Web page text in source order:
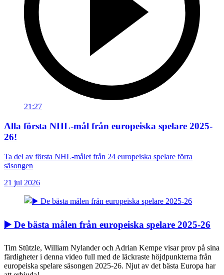
21:27
Alla första NHL-mål från europeiska spelare 2025-
26!
Ta del av första NHL-målet från 24 europeiska spelare förra
säsongen
21 jul 2026
▶️ De bästa målen från europeiska spelare 2025-26
Tim Stützle, William Nylander och Adrian Kempe visar prov på sina
färdigheter i denna video full med de läckraste höjdpunkterna från
europeiska spelare säsongen 2025-26. Njut av det bästa Europa har